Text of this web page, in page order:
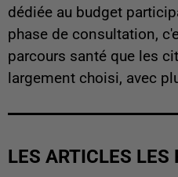
dédiée au budget
phase de consultation,
parcours santé que les
largement choisi, avec
LES ARTICLES LES